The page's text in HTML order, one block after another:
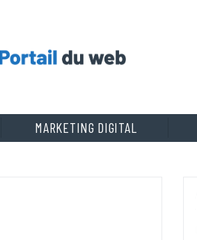
MARKETING DIGITAL